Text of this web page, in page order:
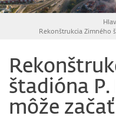
Rekonštrukcia Zimného
štadióna
môže začať